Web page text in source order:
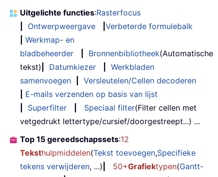
Uitgelichte functies:Rasterfocus
Ontwerpweergave
Verbeterde formulebalk
Werkmap- en
bladbeheerder
Bronnenbibliotheek(Automatische
tekst)
Datumkiezer
Werkbladen
samenvoegen
Versleutelen/Cellen decoderen
E-mails verzenden op basis van lijst
Superfilter Speciaal filter(Filter cellen met
vetgedrukt lettertype/cursief/doorgestreept...) ...
Top 15 gereedschapssets:12
Teksthulpmiddelen(Tekst toevoegen,Specifieke
tekens verwijderen, ...) 50+Grafiektypen(Gantt-